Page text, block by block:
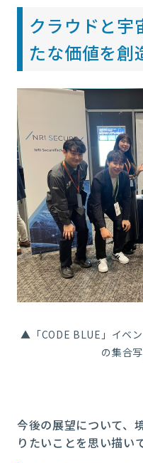
クラウドと宇
たな価値を創
▲「CODE BLUE」イベ
の集合
今後の展望について、
りたいことを思い描い